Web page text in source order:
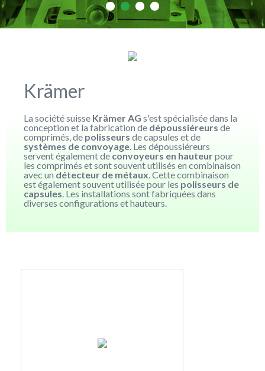
Krämer
La société suisse Krämer AG s'est spécialisée dans la
conception et la fabrication de dépoussiéreurs de
comprimés, de polisseurs de capsules et de
systèmes de convoyage . Les dépoussiéreurs
servent également deconvoyeurs en hauteurpour
les comprimés et sont souvent utilisés en combinaison
avec undétecteur de métaux . Cette combinaison
est également souvent utilisée pour les polisseurs de
capsules . Les installations sont fabriquées dans
diverses configurations et hauteurs.